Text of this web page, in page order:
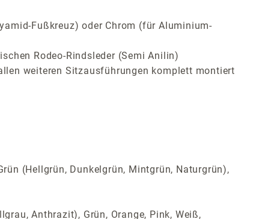
Fußkreuz) oder Chrom (für Aluminium-
Rodeo-Rindsleder (Semi Anilin)
weiteren Sitzausführungen komplett montiert
(Hellgrün, Dunkelgrün, Mintgrün, Naturgrün),
Anthrazit), Grün, Orange, Pink, Weiß,